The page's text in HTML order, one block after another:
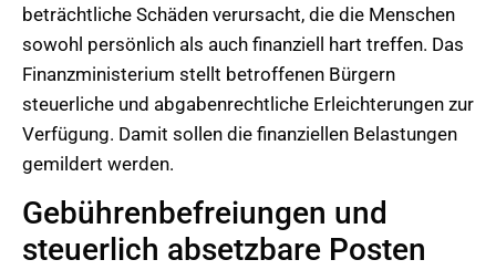
beträchtliche Schäden verursacht, die die Menschen
sowohl persönlich als auch finanziell hart treffen. Das
Finanzministerium stellt betroffenen Bürgern
steuerliche und abgabenrechtliche Erleichterungen zur
Verfügung. Damit sollen die finanziellen Belastungen
gemildert werden.
Gebührenbefreiungen und
steuerlich absetzbare Posten